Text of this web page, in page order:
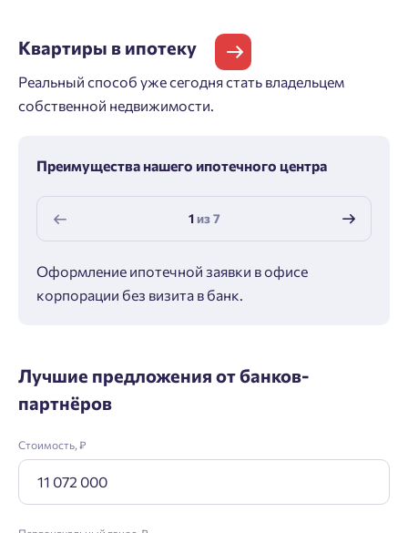
Квартиры в ипотеку
Реальный способ уже сегодня стать владельцем
собственной недвижимости.
Преимущества нашего ипотечного центра
1из7
Оформление ипотечной заявки в офисе
корпорации без визита в банк.
Лучшие предложения от банков-
партнёров
Стоимость, ₽